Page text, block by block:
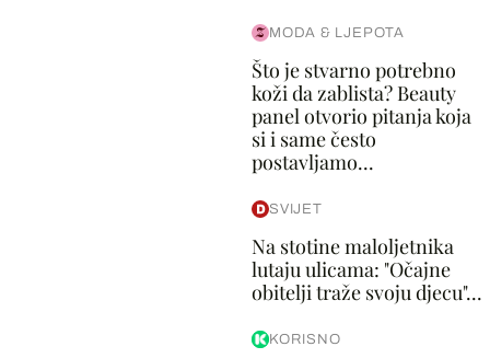
MODA & LJEPOTA
Što je stvarno potrebno
koži da zablista? Beauty
panel otvorio pitanja koja
si i same često
postavljamo...
SVIJET
Na stotine maloljetnika
lutaju ulicama: "Očajne
obitelji traže svoju djecu"...
KORISNO